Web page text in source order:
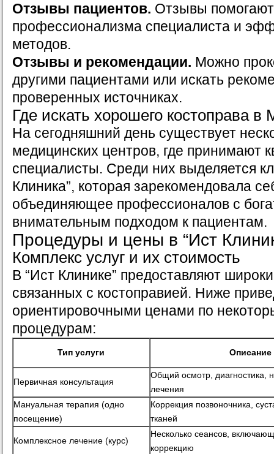
Отзывы пациентов. Отзывы
профессионализма специалиста и
методов.
Отзывы и рекомендации. Можно
другими пациентами или искать
проверенных источниках.
Где искать хорошего костоправа в
На сегодняшний день существует
медицинских центров, где принимают
специалисты. Среди них выделяется
Клиника”, которая зарекомендовала
объединяющее профессионалов с
внимательным подходом к пациентам.
Процедуры и цены в “Ист
Комплекс услуг и их стоимость
В “Ист Клинике” предоставляют
связанных с костоправией. Ниже
ориентировочными ценами по
процедурам:
Тип услуги Описание
Первичная консультация
Общий осмотр, диагностика,
лечения
Мануальная терапия (одно
посещение)
Коррекция позвоночника,
тканей
Комплексное лечение (курс)
Несколько сеансов,
коррекцию